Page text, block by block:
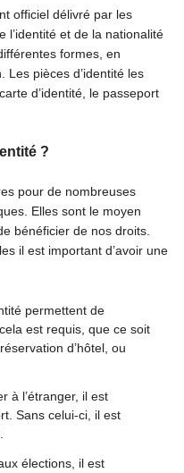
officiel délivré par les
l’identité et de la nationalité
formes, en
Les pièces d’identité les
d’identité, le passeport
?
pour de nombreuses
Elles sont le moyen
bénéficier de nos droits.
il est important d’avoir une
permettent de
est requis, que ce soit
d’hôtel, ou
à l’étranger, il est
Sans celui-ci, il est
élections, il est